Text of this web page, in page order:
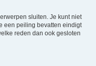
sluiten. Je kunt niet
een peiling bevatten eindigt
reden dan ook gesloten